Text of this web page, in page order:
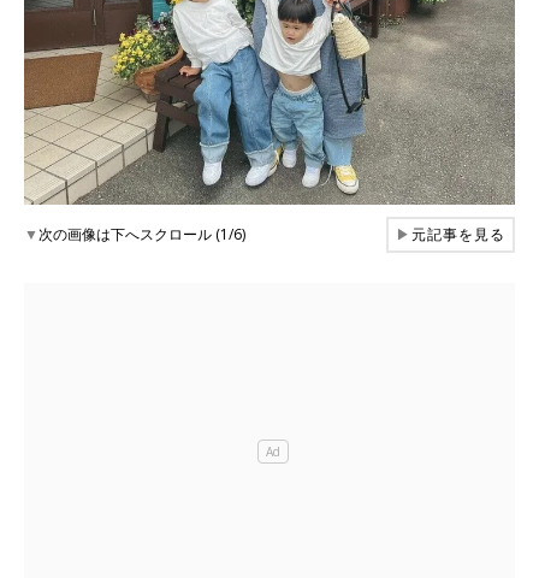
▼次の画像は下へスクロール (1/6) ▶元記事を見る